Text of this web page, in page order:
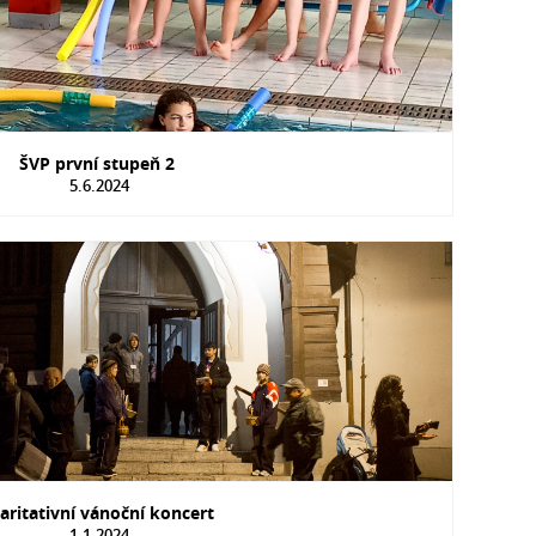
ŠVP první stupeň 2
5.6.2024
vánoční koncert